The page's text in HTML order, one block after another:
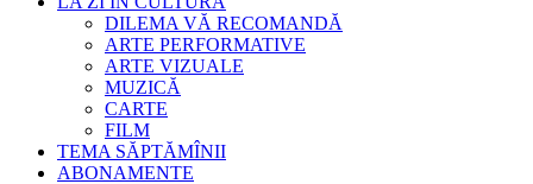
DILEMA VĂ RECOMANDĂ
ARTE PERFORMATIVE
ARTE VIZUALE
MUZICĂ
CARTE
FILM
TEMA SĂPTĂMÎNII
ABONAMENTE